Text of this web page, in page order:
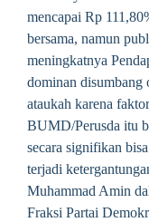
mencapai Rp
bersama, namun
meningkatnya
dominan
ataukah karena
BUMD/Perusda itu
secara signifikan
terjadi
Muhammad Amin
Fraksi Partai